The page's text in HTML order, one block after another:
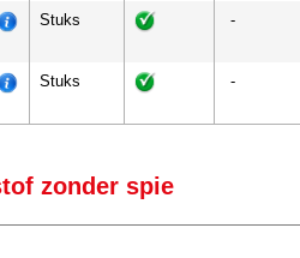
Stuks -
Stuks -
zonder spie